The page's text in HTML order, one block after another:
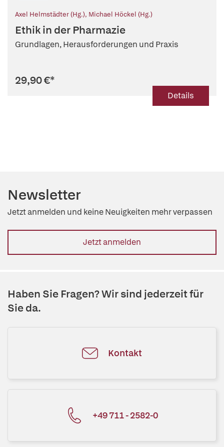
Axel Helmstädter (Hg.), Michael Höckel (Hg.)
Ethik in der Pharmazie
Grundlagen, Herausforderungen und Praxis
29,90 €*
Details
Newsletter
Jetzt anmelden und keine Neuigkeiten mehr verpassen
Jetzt anmelden
Haben Sie Fragen? Wir sind jederzeit für
Sie da.
Kontakt
+49 711 - 2582-0